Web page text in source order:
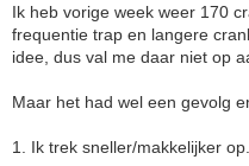
Ik heb vorige week weer 170
frequentie trap en langere
idee, dus val me daar niet op
Maar het had wel een gevolg
1. Ik trek sneller/makkelijker op.